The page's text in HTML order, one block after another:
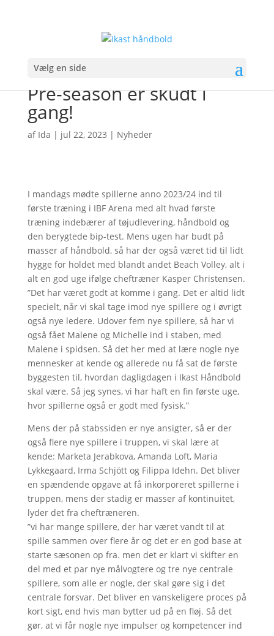
Vælg en side
Pre-season er skudt i
gang!
af Ida | jul 22, 2023 | Nyheder
I mandags mødte spillerne anno 2023/24 ind til
første træning i IBF Arena med alt hvad første
træning indebærer af tøjudlevering, håndbold og
den berygtede bip-test. Mens ugen har budt på
masser af håndbold, så har der også været tid til lidt
hygge for holdet med blandt andet Beach Volley, alt i
alt en god uge ifølge cheftræner Kasper Christensen.
”Det har været godt at komme i gang. Det er altid lidt
specielt, når vi skal tage imod nye spillere og i øvrigt
også nye ledere. Udover fem nye spillere, så har vi
også fået Malene og Michelle ind i staben, med
Malene i spidsen. Så det her med at lære nogle nye
mennesker at kende og allerede nu få sat de første
byggesten til, hvordan dagligdagen i Ikast Håndbold
skal være. Så jeg synes, vi har haft en fin første uge,
hvor spillerne også er godt med fysisk.”
Mens der på stabssiden er nye ansigter, så er der
også flere nye spillere i truppen, vi skal lære at
kende: Marketa Jerabkova, Amanda Loft, Maria
Lykkegaard, Irma Schjött og Filippa Idehn. Det bliver
en spændende opgave at få inkorporeret spillerne i
truppen, mens der stadig er masser af kontinuitet,
lyder det fra cheftræneren.
”vi har mange spillere, der har været vandt til at
spille sammen over flere år og det er en god base at
starte sæsonen op fra. men det er klart vi skifter en
del med et par nye målvogtere og tre nye centrale
spillere, som alle er nogle, der skal gøre sig i det
centrale forsvar. Det bliver en vanskeligere proces på
kort sigt, end hvis man bytter ud på en fløj. Så det
gør, at vi får nogle nye impulser og kompetencer ind